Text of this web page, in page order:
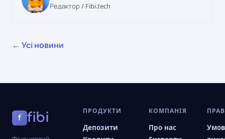
Редактор / Fibi.tech
← Усі новини
f fibi ПРОДУКТИ
Депозити
КОМПАНІЯ
Про нас